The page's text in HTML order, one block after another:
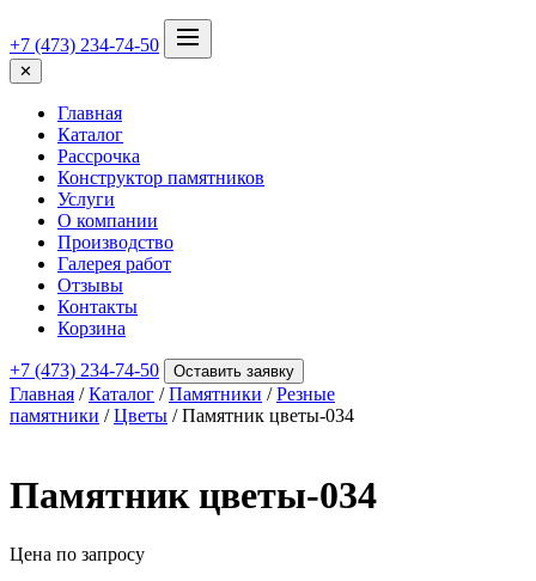
+7 (473) 234-74-50
✕
Главная
Каталог
Рассрочка
Конструктор памятников
Услуги
О компании
Производство
Галерея работ
Отзывы
Контакты
Корзина
+7 (473) 234-74-50 Оставить заявку
Главная /Каталог /Памятники /Резные
памятники /Цветы / Памятник цветы-034
Памятник цветы-034
Цена по запросу